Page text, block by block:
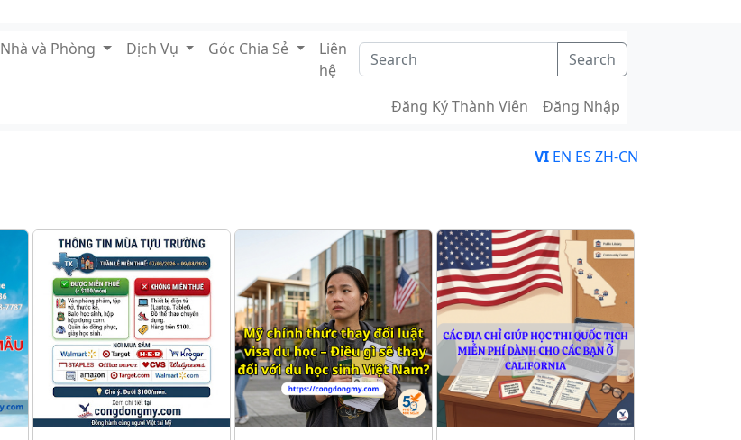
Nhà và Phòng Dịch Vụ Góc Chia Sẻ
Liên
hệ
Search
Đăng Ký Thành Viên Đăng Nhập
VI EN ES ZH-CN